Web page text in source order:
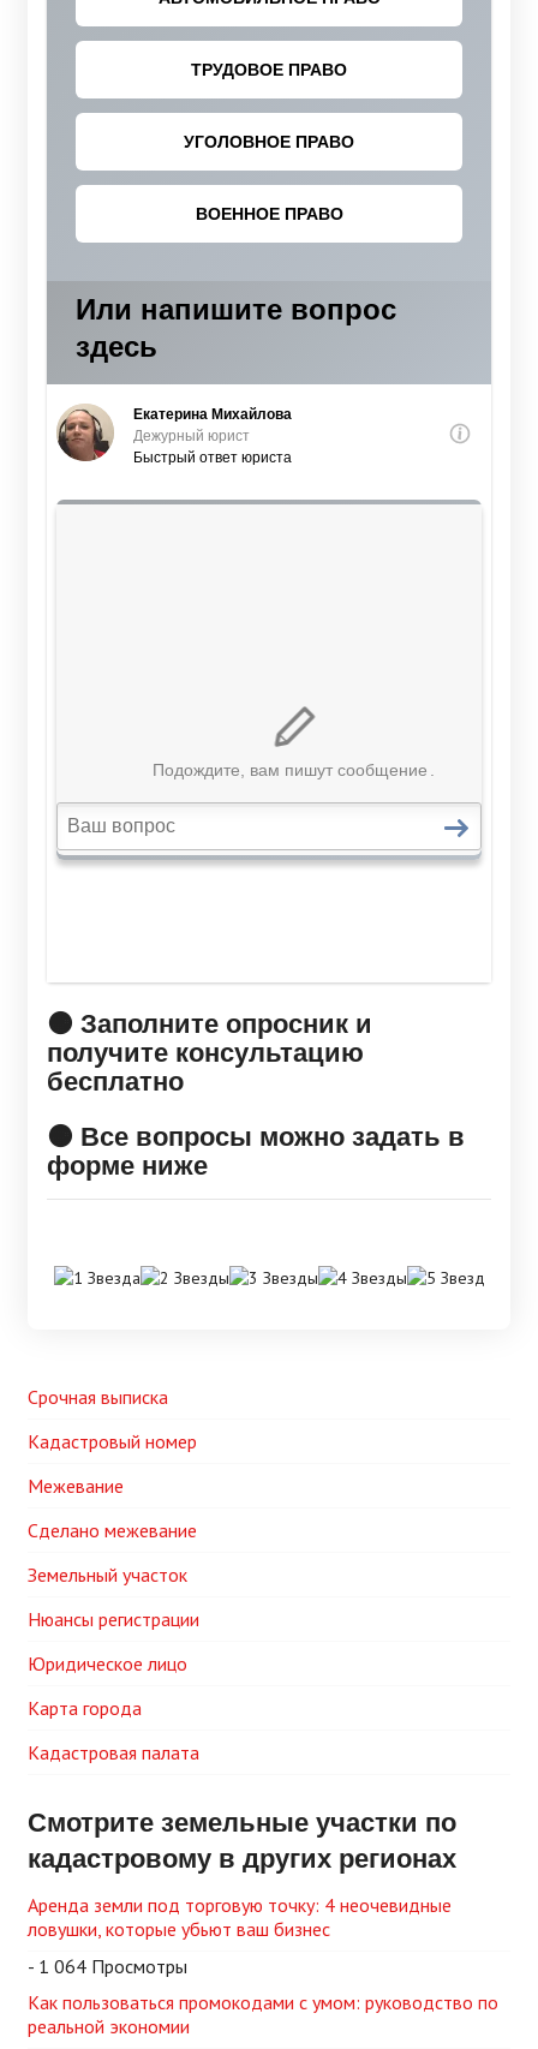
🟠 Заполните опросник и
получите консультацию
бесплатно
🟠 Все вопросы можно задать в
форме ниже
Срочная выписка
Кадастровый номер
Межевание
Сделано межевание
Земельный участок
Нюансы регистрации
Юридическое лицо
Карта города
Кадастровая палата
Смотрите земельные участки по
кадастровому в других регионах
Аренда земли под торговую точку: 4 неочевидные
ловушки, которые убьют ваш бизнес
- 1 064 Просмотры
Как пользоваться промокодами с умом: руководство по
реальной экономии